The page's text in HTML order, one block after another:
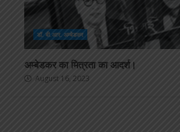
डॉ. बी.आर. अम्बेडकर
अम्बेडकर का मित्रता का आदर्श।
August 16, 2023